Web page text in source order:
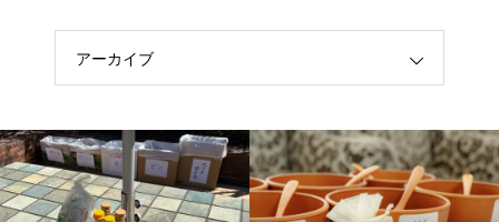
アーカイブ